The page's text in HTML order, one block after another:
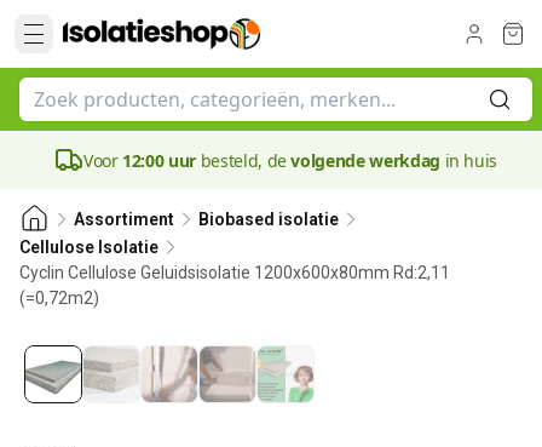
Voor 12:00 uur besteld, devolgende werkdag in huis
Assortiment
Biobased isolatie
Cellulose Isolatie
Cyclin Cellulose Geluidsisolatie 1200x600x80mm Rd:2,11
(=0,72m2)